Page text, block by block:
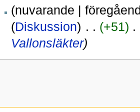
(nuvarande |
(Diskussion) ‎ . . (+51)
Vallonsläkter)